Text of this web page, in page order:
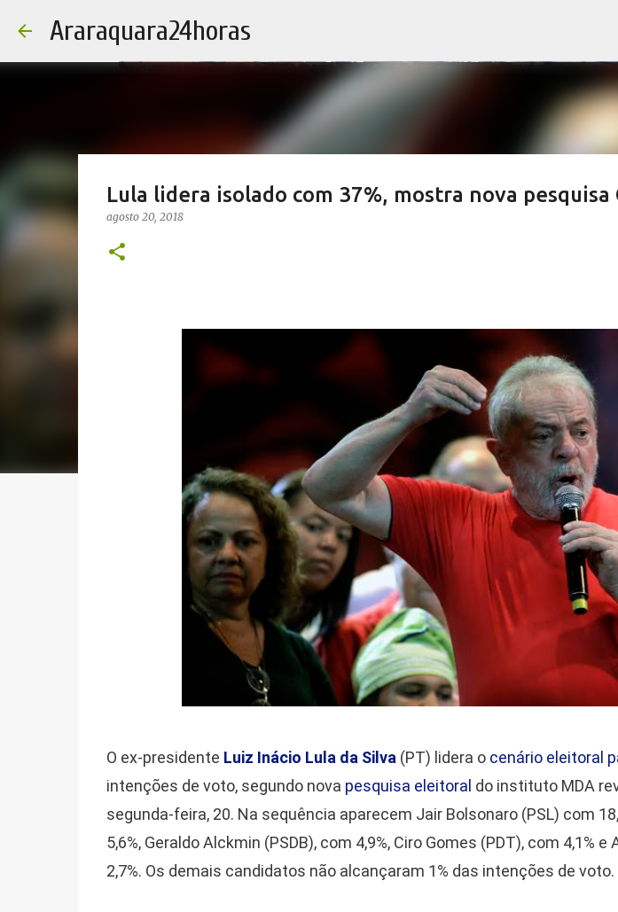
Araraquara24horas
Lula lidera isolado com 37%, mostra nova pesquisa
agosto 20, 2018
O ex-presidente Luiz Inácio Lula da Silva (PT) lidera o cenário eleitoral
intenções de voto, segundo nova pesquisa eleitoral do instituto MDA
segunda-feira, 20. Na sequência aparecem Jair Bolsonaro (PSL) com
5,6%, Geraldo Alckmin (PSDB), com 4,9%, Ciro Gomes (PDT), com 4,1%
2,7%. Os demais candidatos não alcançaram 1% das intenções de voto.